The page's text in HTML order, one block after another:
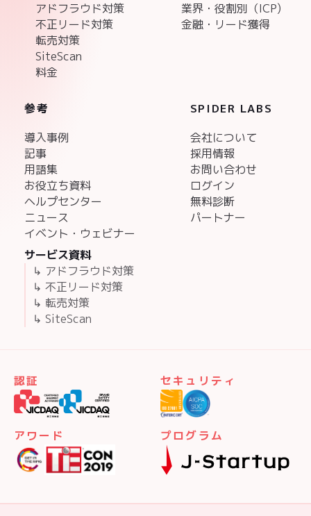
アドフラウド対策
不正リード対策
転売対策
SiteScan
料金
業界・役割別（ICP)
金融・リード獲得
参考
導入事例
記事
用語集
お役立ち資料
ヘルプセンター
ニュース
イベント・ウェビナー
サービス資料
↳ アドフラウド対策
↳ 不正リード対策
↳ 転売対策
↳ SiteScan
SPIDER LABS
会社について
採用情報
お問い合わせ
ログイン
無料診断
パートナー
認証 セキュリティ
アワード プログラム